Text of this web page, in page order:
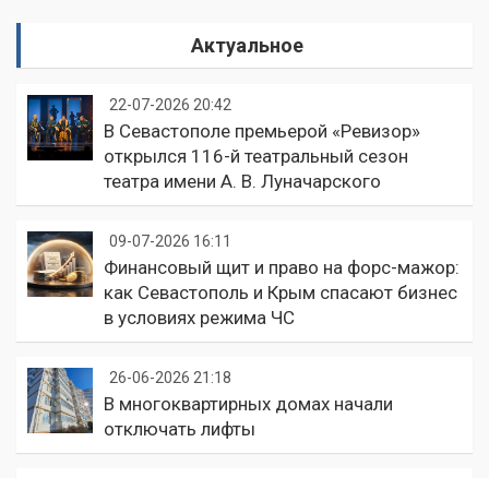
Актуальное
22-07-2026 20:42
В Севастополе премьерой «Ревизор»
открылся 116-й театральный сезон
театра имени А. В. Луначарского
09-07-2026 16:11
Финансовый щит и право на форс-мажор:
как Севастополь и Крым спасают бизнес
в условиях режима ЧС
26-06-2026 21:18
В многоквартирных домах начали
отключать лифты